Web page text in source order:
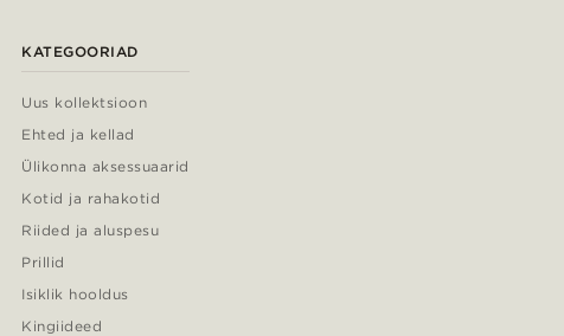
KATEGOORIAD
Uus kollektsioon
Ehted ja kellad
Ülikonna aksessuaarid
Kotid ja rahakotid
Riided ja aluspesu
Prillid
Isiklik hooldus
Kingiideed